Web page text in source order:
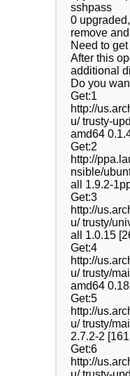
sshpass
0
remove
Need to
After this
additional
Do you
Get:1
http://
u/ trusty-
amd64
Get:2
http://
nsible/
all 1.9.2-
Get:3
http://
u/ trusty/
all 1.0.15
Get:4
http://
u/ trusty/
amd64
Get:5
http://
u/ trusty/
2.7.2-2
Get:6
http://